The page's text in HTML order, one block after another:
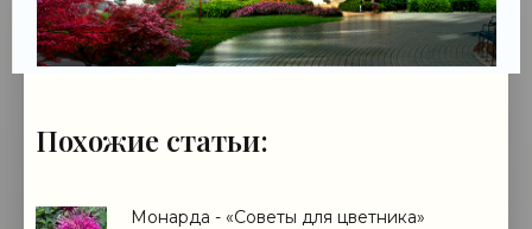
Похожие статьи:
Монарда - «Советы для цветника»